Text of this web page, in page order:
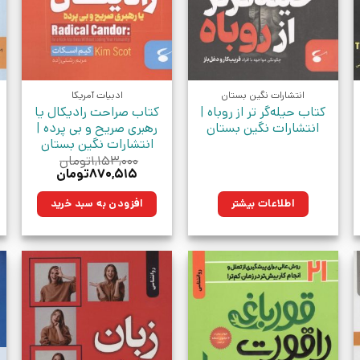
انتشارات نگین بستان
کتاب حیله‌گر تر از روباه |
انتشارات نگین بستان
اطلاعات بیشتر
ادبیات آمریکا
کتاب صراحت رادیکال یا
رهبری صریح و بی پرده |
انتشارات نگین بستان
۱,۱۵۳,۰۰۰تومان
قیمت
۱,۱۵۳,۰۰۰تومان
بود.
۸۷۰,۵۱۵تومانقیمت
۸۷۰,۵۱۵تومان.افزودن به سبد خرید